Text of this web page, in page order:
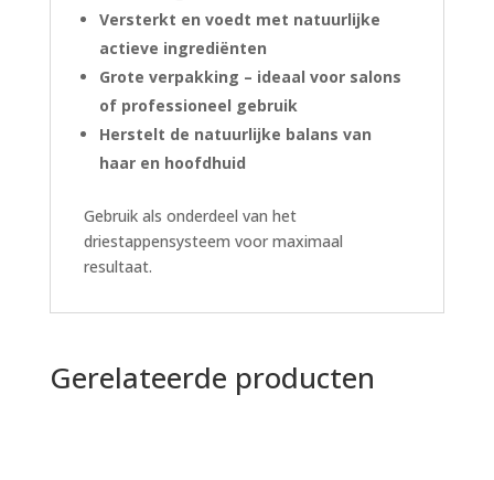
Versterkt en voedt met natuurlijke
actieve ingrediënten
Grote verpakking – ideaal voor salons
of professioneel gebruik
Herstelt de natuurlijke balans van
haar en hoofdhuid
Gebruik als onderdeel van het
driestappensysteem voor maximaal
resultaat.
Gerelateerde producten